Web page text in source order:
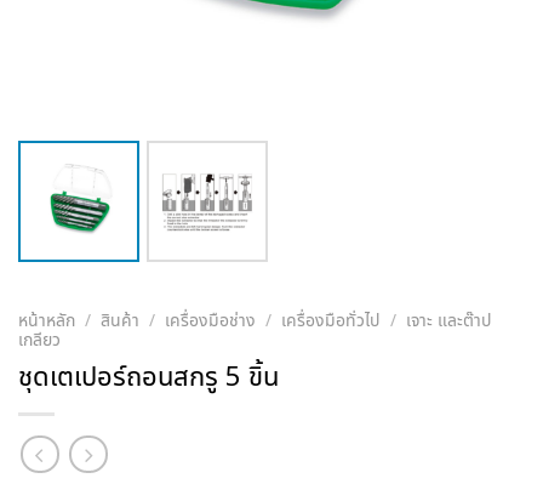
หน้าหลัก / สินค้า / เครื่องมือช่าง / เครื่องมือทั่วไป / เจาะ และต๊าป
เกลียว
ชุดเตเปอร์ถอนสกรู 5 ขิ้น